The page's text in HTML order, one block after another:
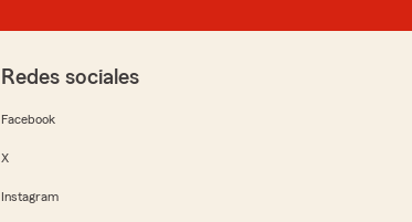
Redes sociales
Facebook
X
Instagram